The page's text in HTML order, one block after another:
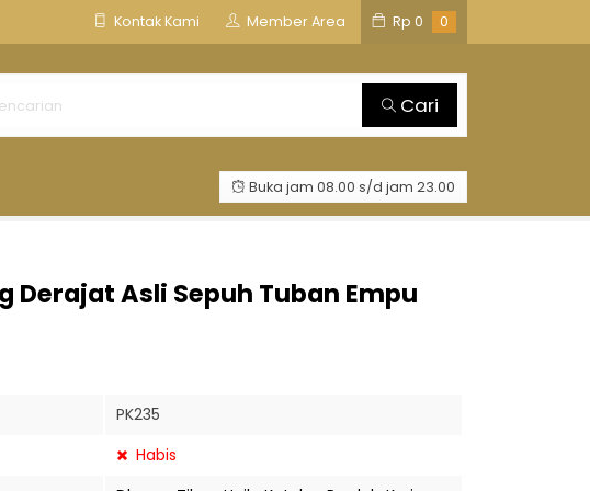
Kontak Kami Member Area Rp 0 0
Kawruh Keris TOSAN AJI GROUP
Cari
Buka jam 08.00 s/d jam 23.00
Derajat Asli Sepuh Tuban Empu
PK235
Habis